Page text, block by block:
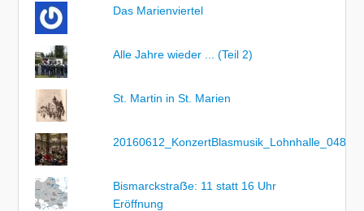
Das Marienviertel
Alle Jahre wieder ... (Teil 2)
St. Martin in St. Marien
20160612_KonzertBlasmusik_Lohnhalle_048
Bismarckstraẞe: 11 statt 16 Uhr
Eröffnung